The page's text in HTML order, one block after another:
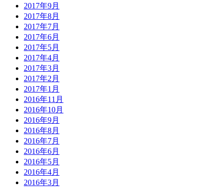
2017年9月
2017年8月
2017年7月
2017年6月
2017年5月
2017年4月
2017年3月
2017年2月
2017年1月
2016年11月
2016年10月
2016年9月
2016年8月
2016年7月
2016年6月
2016年5月
2016年4月
2016年3月